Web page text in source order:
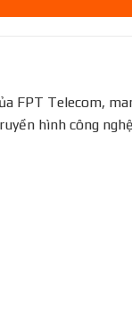
FPT Telecom,
hình công